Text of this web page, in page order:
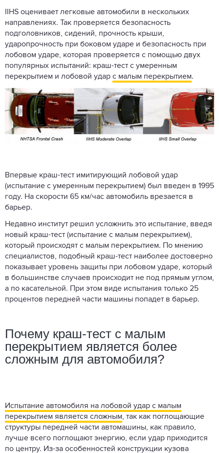
IIHS оценивает легковые автомобили в нескольких
направлениях. Так проверяется безопасность
подголовников, сидений, прочность крыши,
ударопрочность при боковом ударе и безопасность при
лобовом ударе, которая проверяется с помощью двух
популярных испытаний: краш-тест с умеренным
перекрытием и лобовой удар с малым перекрытием.
Впервые краш-тест имитирующий лобовой удар
(испытание с умеренным перекрытием) был введен в 1995
году. На скорости 65 км/час автомобиль врезается в
барьер.
Недавно институт решил усложнить это испытание, введя
новый краш-тест (испытание с малым перекрытием),
который происходят с малым перекрытием. По мнению
специалистов, подобный краш-тест наиболее достоверно
показывает уровень защиты при лобовом ударе, который
в большинстве случаев происходит не под прямым углом,
а по касательной. При этом виде испытания только 25
процентов передней части машины попадет в барьер.
Почему краш-тест с малым
перекрытием является более
сложным для автомобиля?
Испытание автомобиля на лобовой удар с малым
перекрытием является сложным, так как поглощающие
структуры передней части автомашины, как правило,
лучше всего поглощают энергию, если удар приходится
по центру. Из-за особенностей конструкции кузова